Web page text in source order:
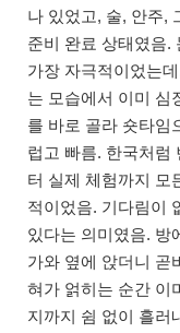
나 있었고, 술, 안주,
준비 완료 상태였음.
가장 자극적이었는
는 모습에서 이미 심
를 바로 골라 숏타임
럽고 빠름. 한국처럼
터 실제 체험까지 모
적이었음. 기다림이
있다는 의미였음. 방
가와 옆에 앉더니 곧
혀가 얽히는 순간 이
지까지 쉼 없이 흘러